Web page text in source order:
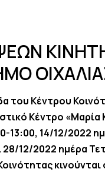
του Κέντρου
Κέντρο
13:00, 14/12/2022
12/2022 ημέρα
κινούνται